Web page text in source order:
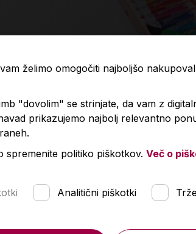
Tempera barve, Aero, 14
10,99 €
Količina
V
želimo omogočiti najboljšo
"dovolim" se strinjate, da vam z
prikazujemo najbolj relevantno
spremenite politiko piškotkov. Več o
Analitični piškotki